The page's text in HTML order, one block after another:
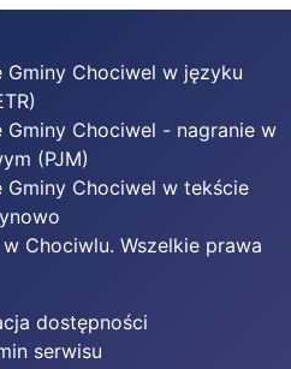
Chociwel w języku
Chociwel - nagranie w
(PJM)
Chociwel w tekście
Chociwlu. Wszelkie prawa
dostępności
serwisu